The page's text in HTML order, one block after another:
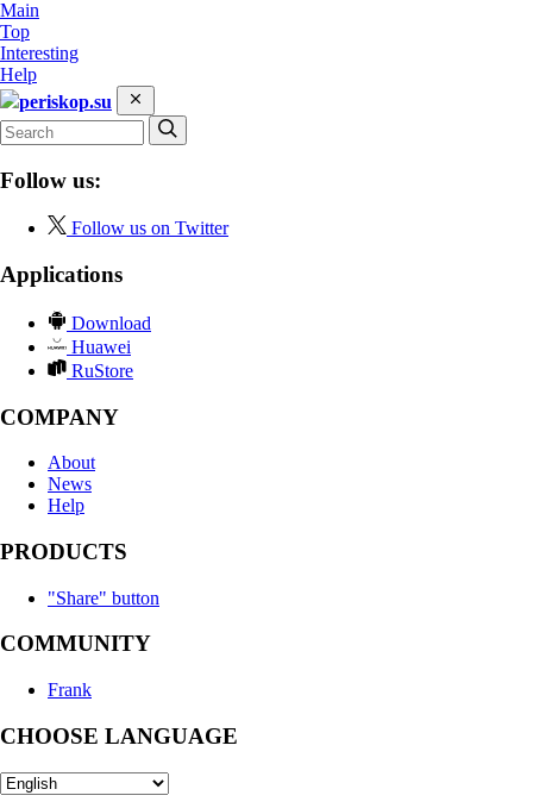
Main
Top
Interesting
Help
periskop.su
Follow us:
Follow us on Twitter
Applications
Download
Huawei
RuStore
COMPANY
About
News
Help
PRODUCTS
"Share" button
COMMUNITY
Frank
CHOOSE LANGUAGE